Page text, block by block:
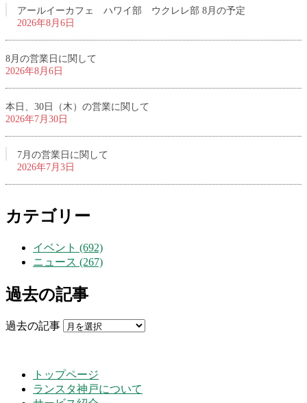
アールイーカフェ ハワイ部 ウクレレ部 8月の予定
2026年8月6日
8月の営業日に関して
2026年8月6日
本日、30日（木）の営業に関して
2026年7月30日
7月の営業日に関して
2026年7月3日
カテゴリー
イベント (692)
ニュース (267)
過去の記事
過去の記事
トップページ
ランスタ神戸について